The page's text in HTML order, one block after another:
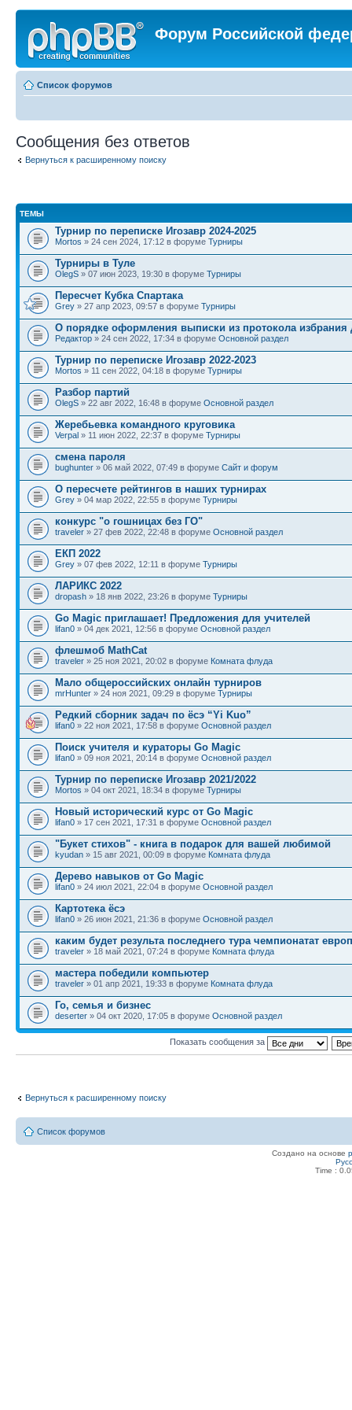
Форум Российской
Список форумов
Сообщения без ответов
Вернуться к расширенному поиску
ТЕМЫ
Турнир по переписке Игозавр 2024-2025
Mortos » 24 сен 2024, 17:12 в форуме Турниры
Турниры в Туле
OlegS » 07 июн 2023, 19:30 в форуме Турниры
Пересчет Кубка Спартака
Grey » 27 апр 2023, 09:57 в форуме Турниры
О порядке оформления выписки из протокола избрания
Редактор » 24 сен 2022, 17:34 в форуме Основной раздел
Турнир по переписке Игозавр 2022-2023
Mortos » 11 сен 2022, 04:18 в форуме Турниры
Разбор партий
OlegS » 22 авг 2022, 16:48 в форуме Основной раздел
Жеребьевка командного круговика
Verpal » 11 июн 2022, 22:37 в форуме Турниры
смена пароля
bughunter » 06 май 2022, 07:49 в форуме Сайт и форум
О пересчете рейтингов в наших турнирах
Grey » 04 мар 2022, 22:55 в форуме Турниры
конкурс "о гошницах без ГО"
traveler » 27 фев 2022, 22:48 в форуме Основной раздел
ЕКП 2022
Grey » 07 фев 2022, 12:11 в форуме Турниры
ЛАРИКС 2022
dropash » 18 янв 2022, 23:26 в форуме Турниры
Go Magic приглашает! Предложения для учителей
lifan0 » 04 дек 2021, 12:56 в форуме Основной раздел
флешмоб MathCat
traveler » 25 ноя 2021, 20:02 в форуме Комната флуда
Мало общероссийских онлайн турниров
mrHunter » 24 ноя 2021, 09:29 в форуме Турниры
Редкий сборник задач по ёсэ “Yi Kuo”
lifan0 » 22 ноя 2021, 17:58 в форуме Основной раздел
Поиск учителя и кураторы Go Magic
lifan0 » 09 ноя 2021, 20:14 в форуме Основной раздел
Турнир по переписке Игозавр 2021/2022
Mortos » 04 окт 2021, 18:34 в форуме Турниры
Новый исторический курс от Go Magic
lifan0 » 17 сен 2021, 17:31 в форуме Основной раздел
"Букет стихов" - книга в подарок для вашей любимой
kyudan » 15 авг 2021, 00:09 в форуме Комната флуда
Дерево навыков от Go Magic
lifan0 » 24 июл 2021, 22:04 в форуме Основной раздел
Картотека ёсэ
lifan0 » 26 июн 2021, 21:36 в форуме Основной раздел
каким будет результа последнего тура чемпионатат
traveler » 18 май 2021, 07:24 в форуме Комната флуда
мастера победили компьютер
traveler » 01 апр 2021, 19:33 в форуме Комната флуда
Го, семья и бизнес
deserter » 04 окт 2020, 17:05 в форуме Основной раздел
Показать сообщения за
Вернуться к расширенному поиску
Список форумов
Создано на основе
Time :